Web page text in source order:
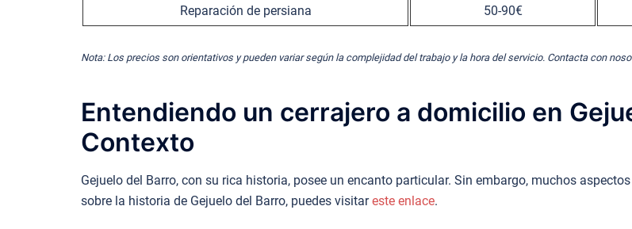
Reparación de persiana 50-90€
Nota: Los precios son orientativos y pueden variar según la complejidad del trabajo y la hora del servicio. Contacta con
Entendiendo un cerrajero a domicilio en
Contexto
Gejuelo del Barro, con su rica historia, posee un encanto particular. Sin embargo, muchos
sobre la historia de Gejuelo del Barro, puedes visitareste enlace.